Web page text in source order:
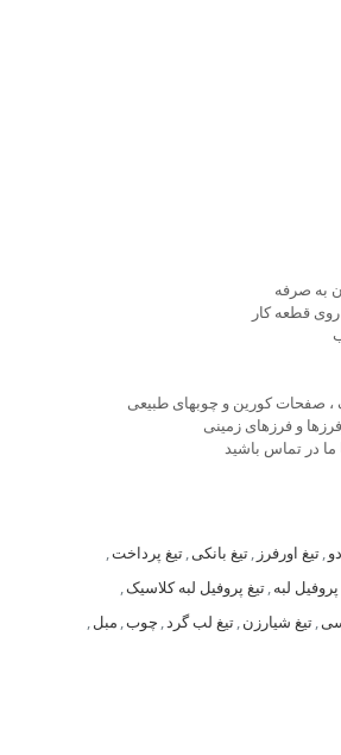
به صرفه
قطعه کار
صفحات کورین و چوبهای طبیعی
و فرزهای زمینی
ما در تماس باشید
,تیغ اورفرز ,تیغ بانکی,تیغ پرداخت,
پروفیل لبه,تیغ پروفیل لبه کلاسیک,
,تیغ شیارزن,تیغ لب گرد, چوب, مبل,